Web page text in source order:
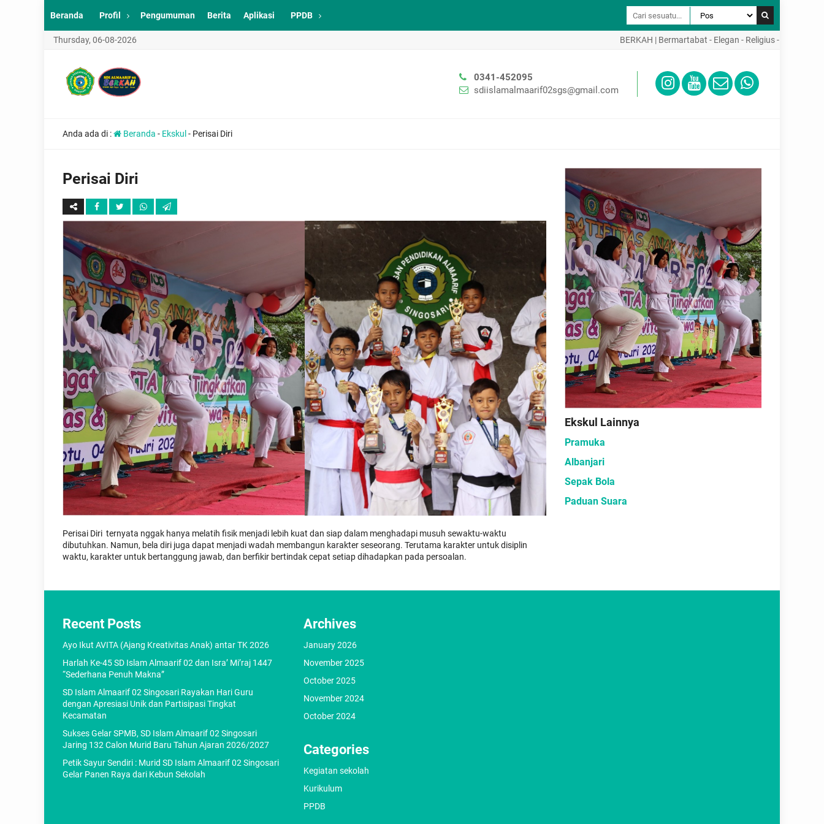
Beranda Profil Pengumuman Berita Aplikasi PPDB
Thursday, 06-08-2026 BERKAH | Bermartabat - Elegan - Religius - Kreatif - Aktif -
0341-452095
sdiislamalmaarif02sgs@gmail.com
Anda ada di : Beranda - Ekskul - Perisai Diri
Perisai Diri
Perisai Diri ternyata nggak hanya melatih fisik menjadi lebih kuat dan siap dalam menghadapi musuh sewaktu-waktu
dibutuhkan. Namun, bela diri juga dapat menjadi wadah membangun karakter seseorang. Terutama karakter untuk disiplin
waktu, karakter untuk bertanggung jawab, dan berfikir bertindak cepat setiap dihadapkan pada persoalan.
Ekskul Lainnya
Pramuka
Albanjari
Sepak Bola
Paduan Suara
Recent Posts
Ayo Ikut AVITA (Ajang Kreativitas Anak) antar TK 2026
Harlah Ke-45 SD Islam Almaarif 02 dan Isra’ Mi’raj 1447
“Sederhana Penuh Makna”
SD Islam Almaarif 02 Singosari Rayakan Hari Guru
dengan Apresiasi Unik dan Partisipasi Tingkat
Kecamatan
Sukses Gelar SPMB, SD Islam Almaarif 02 Singosari
Jaring 132 Calon Murid Baru Tahun Ajaran 2026/2027
Petik Sayur Sendiri : Murid SD Islam Almaarif 02 Singosari
Gelar Panen Raya dari Kebun Sekolah
Archives
January 2026
November 2025
October 2025
November 2024
October 2024
Categories
Kegiatan sekolah
Kurikulum
PPDB